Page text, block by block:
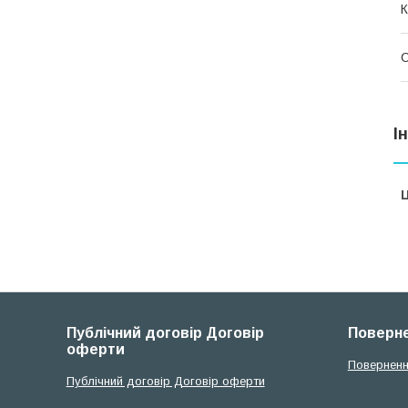
Публічний договір Договір
оферти
Публічний договір Договір оферти